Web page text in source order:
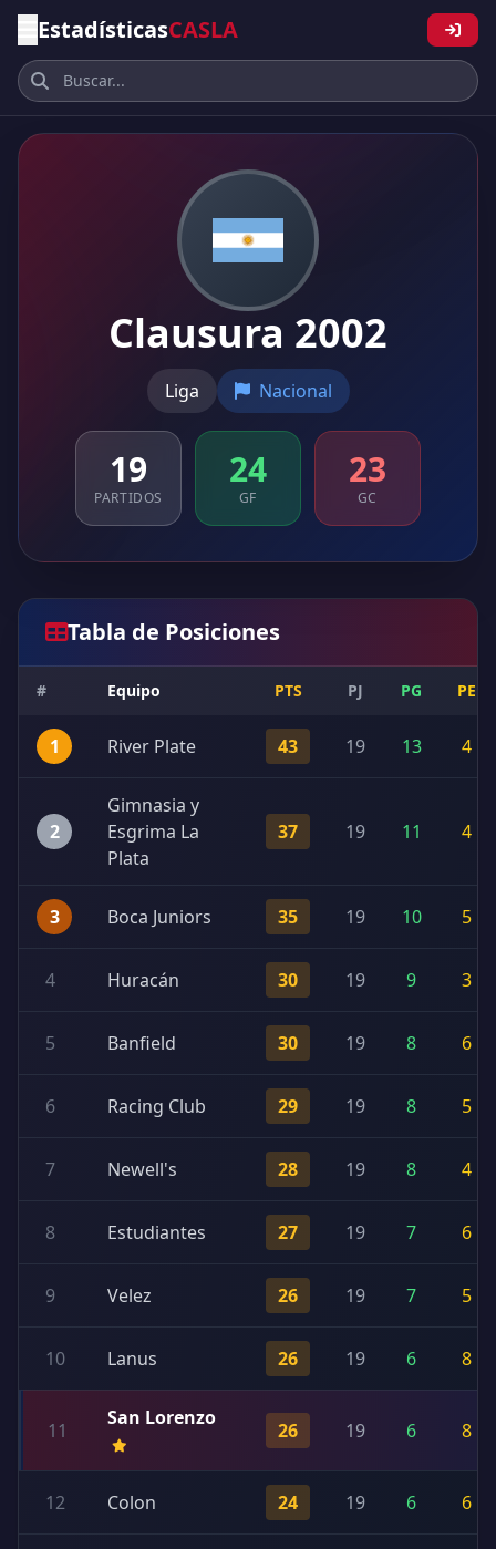
EstadísticasCASLA
Clausura 2002
Liga Nacional
19
PARTIDOS
24
GF
23
GC
Tabla de Posiciones
# Equipo PTS PJ PG PE
1 River Plate 43 19 13 4
2
Gimnasia y
Esgrima La
Plata
37 19 11 4
3 Boca Juniors 35 19 10 5
4 Huracán 30 19 9 3
5 Banfield 30 19 8 6
6 Racing Club 29 19 8 5
7 Newell's 28 19 8 4
8 Estudiantes 27 19 7 6
9 Velez 26 19 7 5
10 Lanus 26 19 6 8
11
San Lorenzo
26 19 6 8
12 Colon 24 19 6 6